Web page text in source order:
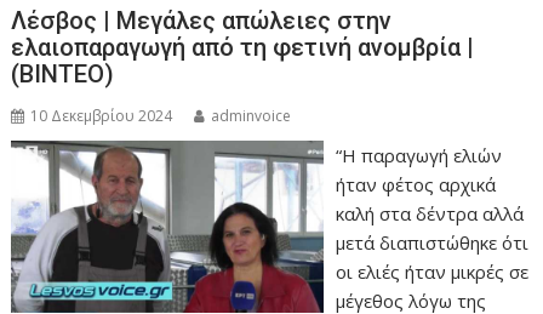
Λέσβος | Μεγάλες απώλειες στην
ελαιοπαραγωγή από τη φετινή ανομβρία |
(ΒΙΝΤΕΟ)
10 Δεκεμβρίου 2024 adminvoice
“Η παραγωγή ελιών
ήταν φέτος αρχικά
καλή στα δέντρα αλλά
μετά διαπιστώθηκε ότι
οι ελιές ήταν μικρές σε
μέγεθος λόγω της